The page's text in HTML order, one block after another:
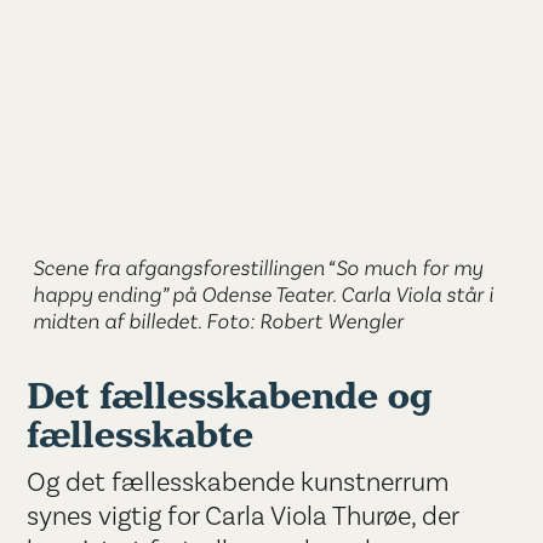
Scene fra afgangsforestillingen “So much for my
happy ending” på Odense Teater. Carla Viola står i
midten af billedet. Foto: Robert Wengler
Det fællesskabende og
fællesskabte
Og det fællesskabende kunstnerrum
synes vigtig for Carla Viola Thurøe, der